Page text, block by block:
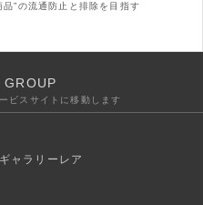
品”の流通防止と排除を目指す
GROUP
ビスサイトに移動します
ャラリーレア